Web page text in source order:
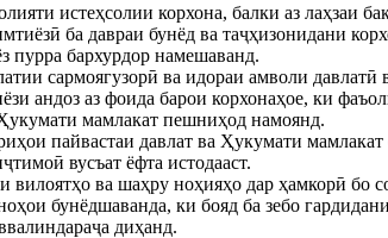
истеҳсолии корхона, балки аз лаҳзаи
ба давраи бунёд ва таҷҳизонидани
пурра бархурдор намешаванд.
сармоягузорӣ ва идораи амволи
андоз аз фоида барои корхонаҳое, ки
мамлакат пешниҳод намоянд.
пайвастаи давлат ва Ҳукумати
вусъат ёфта истодааст.
ва шаҳру ноҳияҳо дар ҳамкорӣ бо
бунёдшаванда, ки бояд ба зебо
диҳанд.